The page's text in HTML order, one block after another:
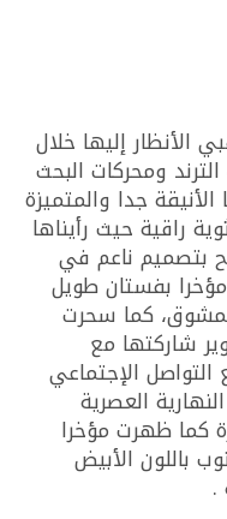
الأنظار إليها خلال
ومحركات البحث
جدا والمتميزة
راقية حيث رأيناها
بتصميم ناعم في
بفستان طويل
كما سحرت
شاركتها مع
الإجتماعي
العصرية
كما ظهرت مؤخرا
باللون الأبيض
.